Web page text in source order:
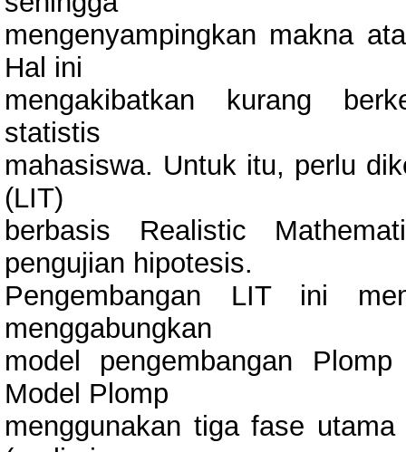
mengenyampingkan makna
Hal ini
mengakibatkan kurang
statistis
mahasiswa. Untuk itu, perlu
(LIT)
berbasis Realistic
pengujian hipotesis.
Pengembangan LIT ini
menggabungkan
model pengembangan
Model Plomp
menggunakan tiga fase